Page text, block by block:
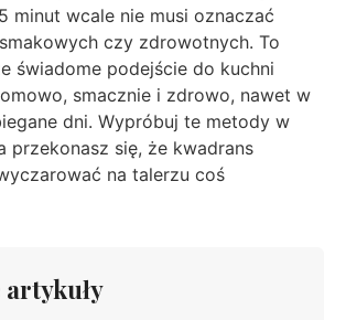
minut wcale nie musi oznaczać
czy zdrowotnych. To
świadome podejście do kuchni
smacznie i zdrowo, nawet w
dni. Wypróbuj te metody w
przekonasz się, że kwadrans
na talerzu coś
artykuły